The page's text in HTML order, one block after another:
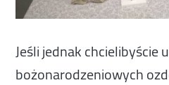
Jeśli jednak chcielibyście
bożonarodzeniowych